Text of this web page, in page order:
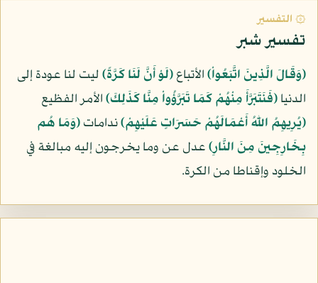
۞ التفسير
تفسير شبر
﴿وَقَالَ الَّذِينَ اتَّبَعُواْ﴾الأتباع﴿لَوْ أَنَّ لَنَا كَرَّةً﴾ليت لنا عودة إلى
الدنيا﴿فَنَتَبَرَّأَ مِنْهُمْ كَمَا تَبَرَّؤُواْ مِنَّا كَذَلِكَ﴾الأمر الفظيع
﴿يُرِيهِمُ اللّهُ أَعْمَالَهُمْ حَسَرَاتٍ عَلَيْهِمْ﴾ندامات﴿وَمَا هُم
بِخَارِجِينَ مِنَ النَّارِ﴾عدل عن وما يخرجون إليه مبالغة في
الخلود وإقناطا من الكرة.